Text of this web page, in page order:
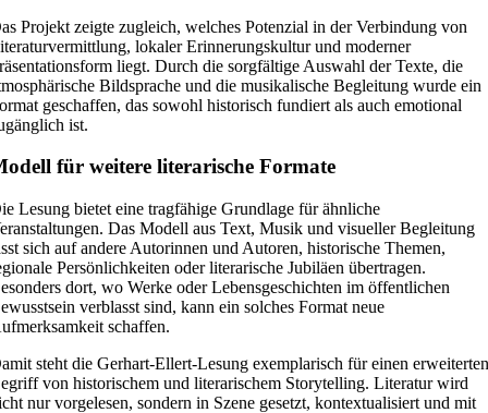
Projekt zeigte zugleich, welches Potenzial in der Verbindung von
lokaler Erinnerungskultur und moderner
liegt. Durch die sorgfältige Auswahl der Texte, die
Bildsprache und die musikalische Begleitung wurde ein
geschaffen, das sowohl historisch fundiert als auch emotional
ist.
für weitere literarische Formate
Lesung bietet eine tragfähige Grundlage für ähnliche
Das Modell aus Text, Musik und visueller Begleitung
sich auf andere Autorinnen und Autoren, historische Themen,
Persönlichkeiten oder literarische Jubiläen übertragen.
dort, wo Werke oder Lebensgeschichten im öffentlichen
verblasst sind, kann ein solches Format neue
schaffen.
steht die Gerhart-Ellert-Lesung exemplarisch für einen
von historischem und literarischem Storytelling. Literatur wird
nur vorgelesen, sondern in Szene gesetzt, kontextualisiert und mit